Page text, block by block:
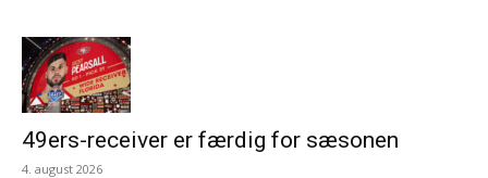
49ers-receiver er færdig for sæsonen
4. august 2026